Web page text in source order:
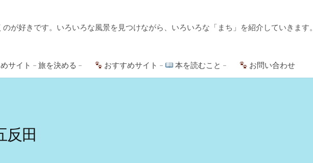
が好きです。いろいろな風景を見つけながら、いろいろな「まち」を紹介していきます。
サイト – 旅を決める – おすすめサイト – 本を読むこと – お問い合わせ
反田